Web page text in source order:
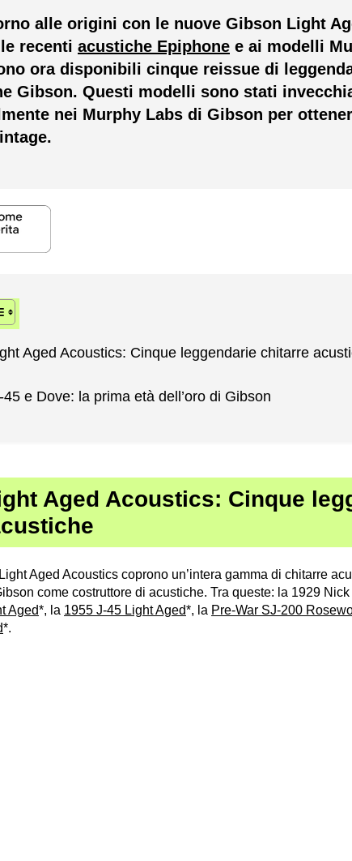
alle origini con le nuove Gibson Light
recenti acustiche Epiphone e ai modelli
ora disponibili cinque reissue di
Gibson. Questi modelli sono stati
nei Murphy Labs di Gibson per
Aged Acoustics: Cinque leggendarie chitarre
e Dove: la prima età dell’oro di Gibson
Aged Acoustics: Cinque
Aged Acoustics coprono un’intera gamma di chitarre
come costruttore di acustiche. Tra queste: la 1929
Aged*, la 1955 J-45 Light Aged*, la Pre-War SJ-200
*.